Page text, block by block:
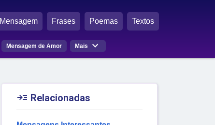
Mensagem Frases Poemas Textos
Mensagem de Amor Mais 
 Relacionadas